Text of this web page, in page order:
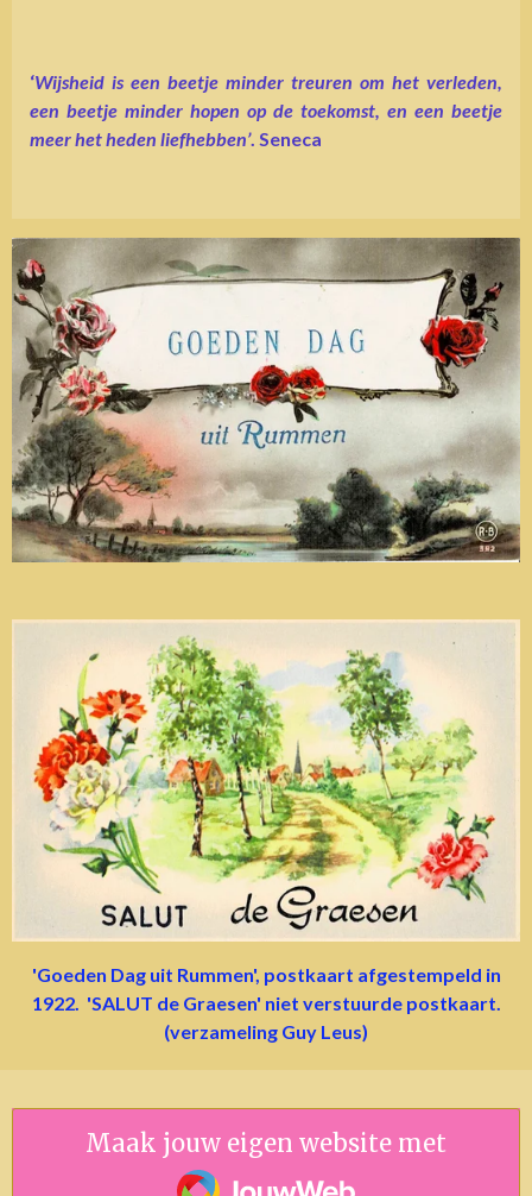
‘Wijsheid is een beetje minder treuren om het verleden,
een beetje minder hopen op de toekomst, en een beetje
meer het heden liefhebben’. Seneca
'Goeden Dag uit Rummen', postkaart afgestempeld in
1922. 'SALUT de Graesen' niet verstuurde postkaart.
(verzameling Guy Leus)
Maak jouw eigen website met
JouwWeb